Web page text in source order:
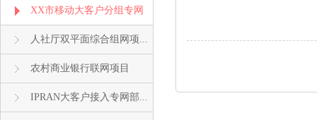
XX市移动大客户分组专网
人社厅双平面综合组网项...
农村商业银行联网项目
IPRAN大客户接入专网部...